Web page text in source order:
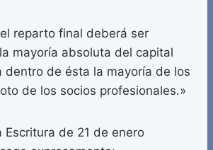
reparto final deberá ser
mayoría absoluta del capital
dentro de ésta la mayoría de los
de los socios profesionales.»
Escritura de 21 de enero